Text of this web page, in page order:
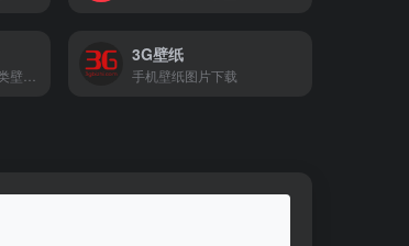
3G壁纸
手机壁纸图片下载